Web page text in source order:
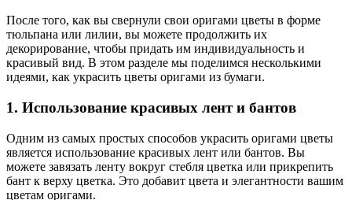
После того, как вы свернули свои оригами цветы в форме
тюльпана или лилии, вы можете продолжить их
декорирование, чтобы придать им индивидуальность и
красивый вид. В этом разделе мы поделимся несколькими
идеями, как украсить цветы оригами из бумаги.
1. Использование красивых лент и бантов
Одним из самых простых способов украсить оригами цветы
является использование красивых лент или бантов. Вы
можете завязать ленту вокруг стебля цветка или прикрепить
бант к верху цветка. Это добавит цвета и элегантности вашим
цветам оригами.